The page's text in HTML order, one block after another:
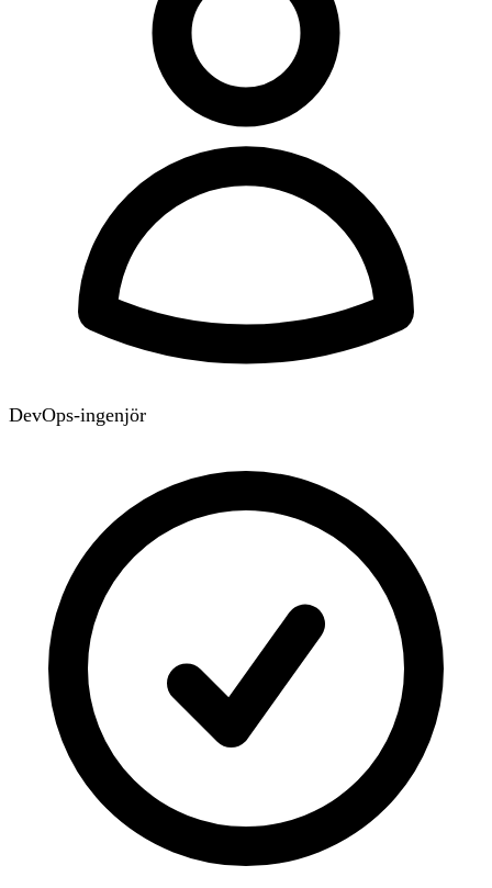
DevOps-ingenjör